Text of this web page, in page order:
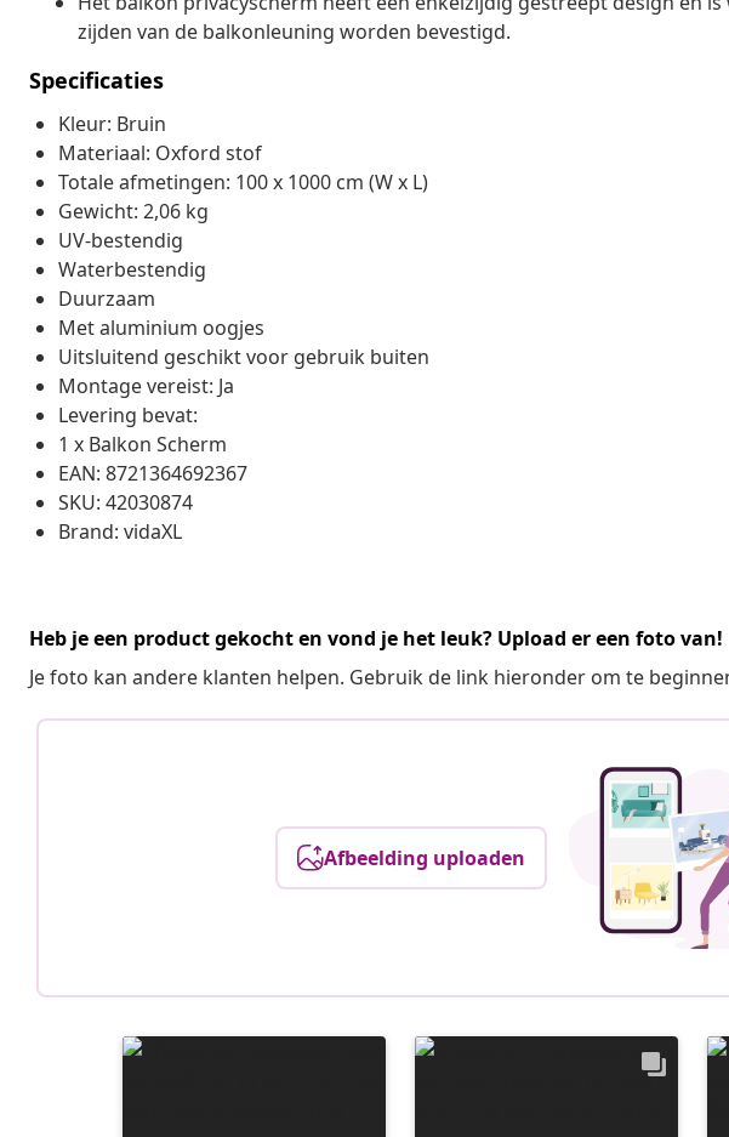
zijden van de balkonleuning worden bevestigd.
Specificaties
Kleur: Bruin
Materiaal: Oxford stof
Totale afmetingen: 100 x 1000 cm (W x L)
Gewicht: 2,06 kg
UV-bestendig
Waterbestendig
Duurzaam
Met aluminium oogjes
Uitsluitend geschikt voor gebruik buiten
Montage vereist: Ja
Levering bevat:
1 x Balkon Scherm
EAN: 8721364692367
SKU: 42030874
Brand: vidaXL
Heb je een product gekocht en vond je het leuk? Upload er een foto van!
Je foto kan andere klanten helpen. Gebruik de link hieronder om te
Afbeelding uploaden